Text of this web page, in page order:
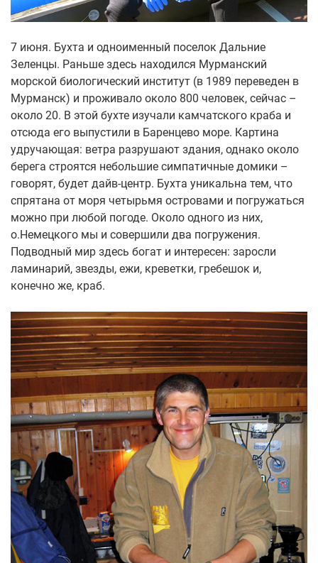
7 июня. Бухта и одноименный поселок Дальние
Зеленцы. Раньше здесь находился Мурманский
морской биологический институт (в 1989 переведен в
Мурманск) и проживало около 800 человек, сейчас –
около 20. В этой бухте изучали камчатского краба и
отсюда его выпустили в Баренцево море. Картина
удручающая: ветра разрушают здания, однако около
берега строятся небольшие симпатичные домики –
говорят, будет дайв-центр. Бухта уникальна тем, что
спрятана от моря четырьмя островами и погружаться
можно при любой погоде. Около одного из них,
о.Немецкого мы и совершили два погружения.
Подводный мир здесь богат и интересен: заросли
ламинарий, звезды, ежи, креветки, гребешок и,
конечно же, краб.